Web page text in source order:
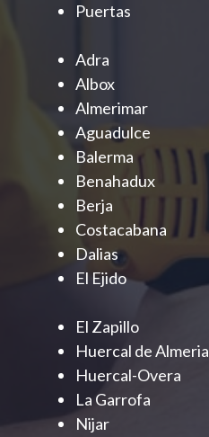
Puertas
Adra
Albox
Almerimar
Aguadulce
Balerma
Benahadux
Berja
Costacabana
Dalias
El Ejido
El Zapillo
Huercal de Almeria
Huercal-Overa
La Garrofa
Nijar